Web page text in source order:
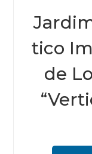
tico
de